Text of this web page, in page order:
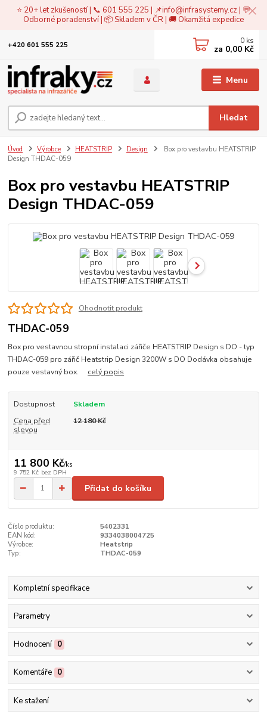
⭐ 20+ let zkušeností | 📞 601 555 225 | 📌info@infrasystemy.cz| 💬
Odborné poradenství | 📦 Skladem v ČR | 🚚 Okamžitá expedice
Menu
Hledat
+420 601 555 225 0 ks
za 0,00 Kč
Úvod Výrobce HEATSTRIP Design
Box pro vestavbu HEATSTRIP
Design THDAC-059
Box pro vestavbu HEATSTRIP
Design THDAC-059
Ohodnotit produkt
THDAC-059
Box pro vestavnou stropní instalaci zářiče HEATSTRIP Design s DO - typ
THDAC-059 pro zářič Heatstrip Design 3200W s DO Dodávka obsahuje
pouze vestavný box. celý popis
Dostupnost
Skladem
Cena před
slevou
12 180 Kč
11 800 Kč/ks
9 752 Kč bez DPH
Přidat do košíku
Číslo produktu:
5402331
EAN kód:
9334038004725
Výrobce:
Heatstrip
Typ:
THDAC-059
Kompletní specifikace
Parametry
Hodnocení 0
Komentáře 0
Ke stažení